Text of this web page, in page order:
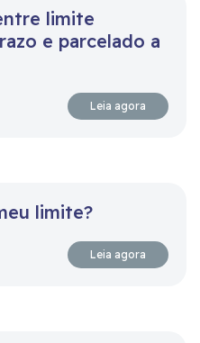
limite
e parcelado a
Leia agora
limite?
Leia agora